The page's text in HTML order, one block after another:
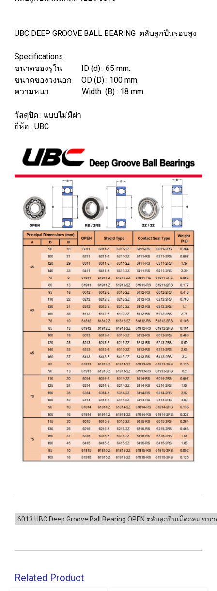
UBC DEEP GROOVE BALL BEARING ตลับลูกปืนรอบสูง
Specifications
ขนาดของรูใน ID (d) : 65 mm.
ขนาดของวงนอก OD (D) : 100 mm.
ความหนา Width (B) : 18 mm.
วัสดุปิด : แบบไม่มีฝา
ยี่ห้อ : UBC
6013 UBC Deep Groove Ball Bearing OPEN ตลับลูกปืนเม็ดกลม ขน
Related Product